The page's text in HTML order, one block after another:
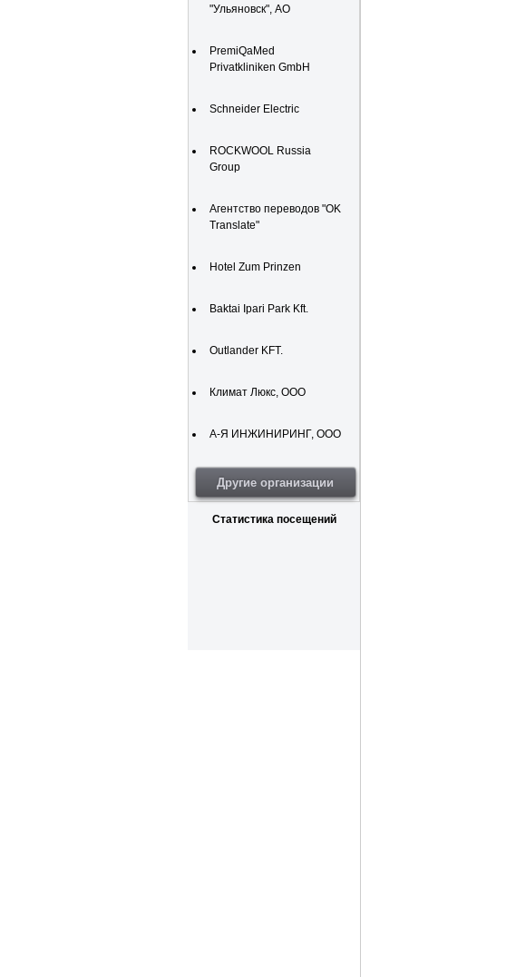
"Ульяновск", АО
PremiQaMed
Privatkliniken GmbH
Schneider Electric
ROCKWOOL Russia
Group
Агентство переводов "OK
Translate"
Hotel Zum Prinzen
Baktai Ipari Park Kft.
Outlander KFT.
Климат Люкс, ООО
А-Я ИНЖИНИРИНГ, ООО
Другие организации
Статистика посещений